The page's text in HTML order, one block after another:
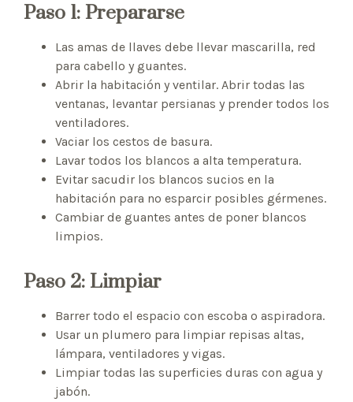
Paso 1: Prepararse
Las amas de llaves debe llevar mascarilla, red
para cabello y guantes.
Abrir la habitación y ventilar. Abrir todas las
ventanas, levantar persianas y prender todos los
ventiladores.
Vaciar los cestos de basura.
Lavar todos los blancos a alta temperatura.
Evitar sacudir los blancos sucios en la
habitación para no esparcir posibles gérmenes.
Cambiar de guantes antes de poner blancos
limpios.
Paso 2: Limpiar
Barrer todo el espacio con escoba o aspiradora.
Usar un plumero para limpiar repisas altas,
lámpara, ventiladores y vigas.
Limpiar todas las superficies duras con agua y
jabón.